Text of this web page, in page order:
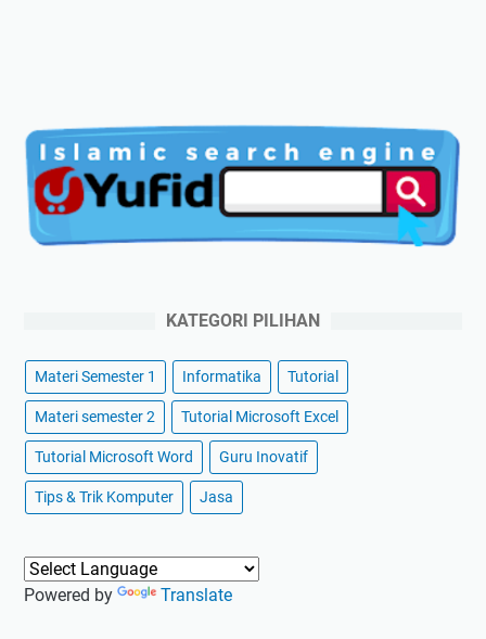
KATEGORI PILIHAN
Materi Semester 1 Informatika Tutorial
Materi semester 2 Tutorial Microsoft Excel
Tutorial Microsoft Word Guru Inovatif
Tips & Trik Komputer Jasa
Powered by Translate